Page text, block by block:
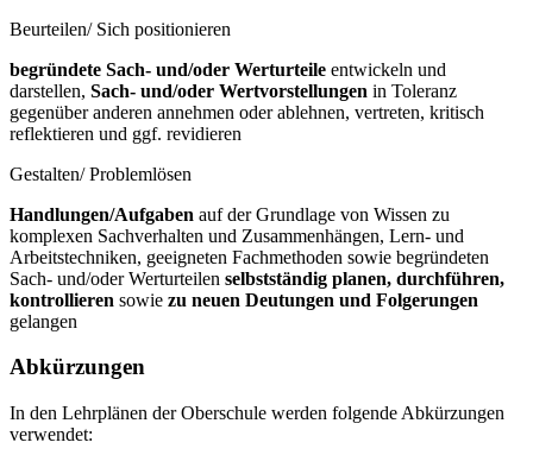
Beurteilen/ Sich positionieren
begründete Sach- und/oder Werturteile entwickeln und
darstellen, Sach- und/oder Wertvorstellungen in Toleranz
gegenüber anderen annehmen oder ablehnen, vertreten, kritisch
reflektieren und ggf. revidieren
Gestalten/ Problemlösen
Handlungen/Aufgaben auf der Grundlage von Wissen zu
komplexen Sachverhalten und Zusammenhängen, Lern- und
Arbeitstechniken, geeigneten Fachmethoden sowie begründeten
Sach- und/oder Werturteilen selbstständig planen, durchführen,
kontrollieren sowie zu neuen Deutungen und Folgerungen
gelangen
Abkürzungen
In den Lehrplänen der Oberschule werden folgende Abkürzungen
verwendet: